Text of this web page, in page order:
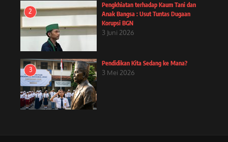
2
Pengkhiatan terhadap Kaum Tani dan
Anak Bangsa : Usut Tuntas Dugaan
Korupsi BGN
3 Juni 2026
3
Pendidikan Kita Sedang ke Mana?
3 Mei 2026